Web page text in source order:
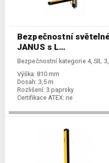
Bezpečnostní
JANUS s L…
Bezpečnostní kategorie 4, SIL
Výška: 810 mm
Dosah: 3,5 m
Rozlišení: 3 paprsky
Certifikace ATEX: ne